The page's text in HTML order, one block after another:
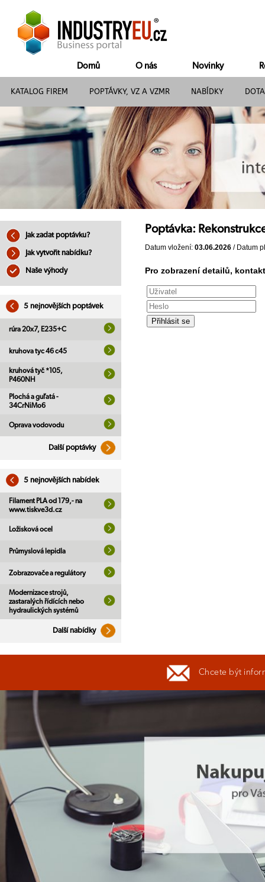
Domů O nás Novinky
KATALOG FIREM POPTÁVKY, VZ A VZMR NABÍDKY
Jak zadat poptávku?
Jak vytvořit nabídku?
Naše výhody
5 nejnovějších poptávek
rúra 20x7, E235+C
kruhova tyc 46 c45
kruhová tyč *105,
P460NH
Plochá a guľatá -
34CrNiMo6
Oprava vodovodu
Další poptávky
5 nejnovějších nabídek
Filament PLA od 179,- na
www.tiskve3d.cz
Ložisková ocel
Průmyslová lepidla
Zobrazovače a regulátory
Modernizace strojů,
zastaralých řídících nebo
hydraulických systémů
Další nabídky
Poptávka:
Datum vložení: 03.06.2026 / Datum
Pro zobrazení detailů,
Chcete být